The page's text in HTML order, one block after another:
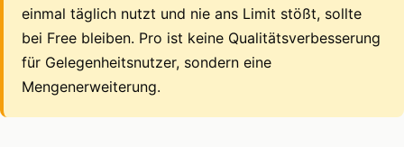
einmal täglich nutzt und nie ans Limit stößt, sollte
bei Free bleiben. Pro ist keine Qualitätsverbesserung
für Gelegenheitsnutzer, sondern eine
Mengenerweiterung.